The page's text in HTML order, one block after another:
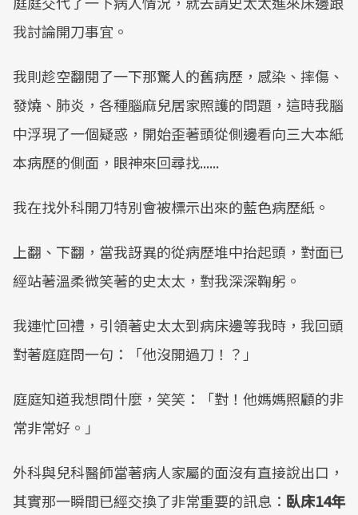
我討論開刀事宜。
我則趁空翻閱了一下那驚人的舊病歷，感染、摔傷、
發燒、肺炎，各種腦麻兒居家照護的問題，這時我腦
中浮現了一個疑惑，開始歪著頭從側邊看向三大本紙
本病歷的側面，眼神來回尋找......
我在找外科開刀特別會被標示出來的藍色病歷紙。
上翻、下翻，當我訝異的從病歷堆中抬起頭，對面已
經站著溫柔微笑著的史太太，對我深深鞠躬。
我連忙回禮，引領著史太太到病床邊等我時，我回頭
對著庭庭問一句：「他沒開過刀！？」
庭庭知道我想問什麼，笑笑：「對！他媽媽照顧的非
常非常好。」
外科與兒科醫師當著病人家屬的面沒有直接說出口，
其實那一瞬間已經交換了非常重要的訊息： 臥床14年